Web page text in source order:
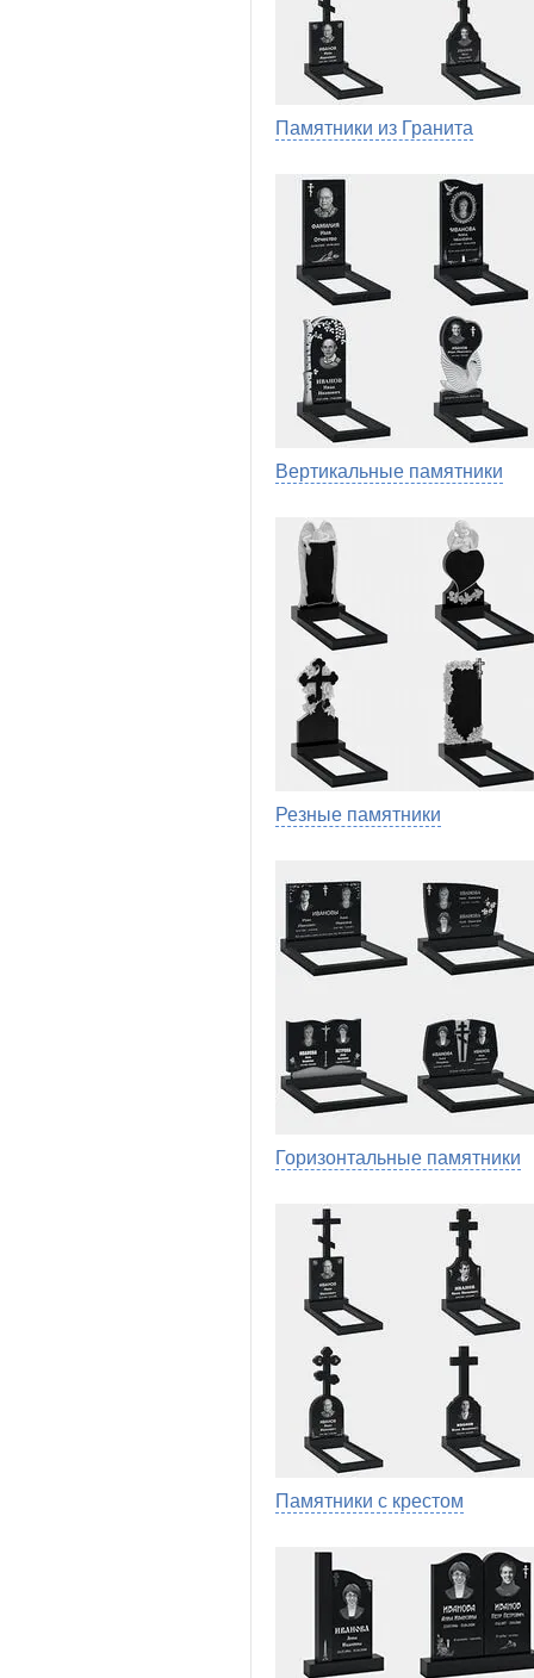
Памятники из Гранита
Вертикальные памятники
Резные памятники
Горизонтальные памятники
Памятники с крестом